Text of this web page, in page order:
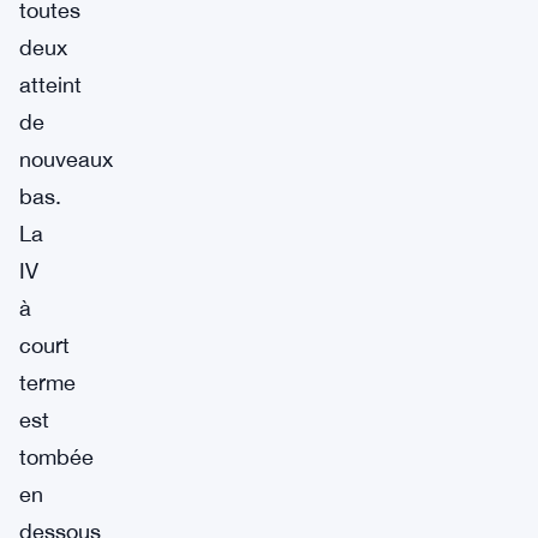
toutes
deux
atteint
de
nouveaux
bas.
La
IV
à
court
terme
est
tombée
en
dessous